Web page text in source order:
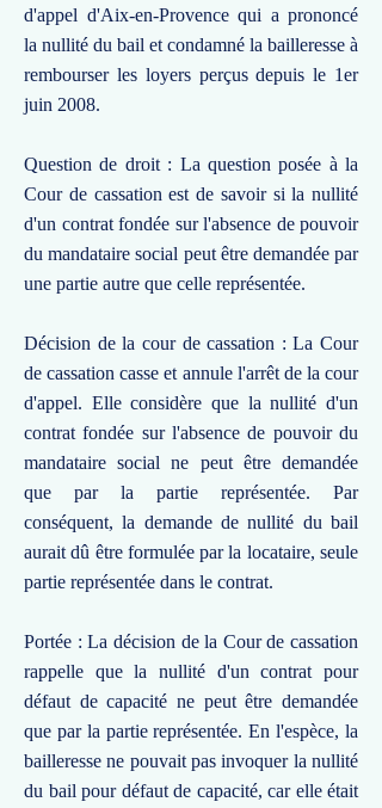
d'appel d'Aix-en-Provence qui a prononcé
la nullité du bail et condamné la bailleresse à
rembourser les loyers perçus depuis le 1er
juin 2008.
Question de droit : La question posée à la
Cour de cassation est de savoir si la nullité
d'un contrat fondée sur l'absence de pouvoir
du mandataire social peut être demandée par
une partie autre que celle représentée.
Décision de la cour de cassation : La Cour
de cassation casse et annule l'arrêt de la cour
d'appel. Elle considère que la nullité d'un
contrat fondée sur l'absence de pouvoir du
mandataire social ne peut être demandée
que par la partie représentée. Par
conséquent, la demande de nullité du bail
aurait dû être formulée par la locataire, seule
partie représentée dans le contrat.
Portée : La décision de la Cour de cassation
rappelle que la nullité d'un contrat pour
défaut de capacité ne peut être demandée
que par la partie représentée. En l'espèce, la
bailleresse ne pouvait pas invoquer la nullité
du bail pour défaut de capacité, car elle était